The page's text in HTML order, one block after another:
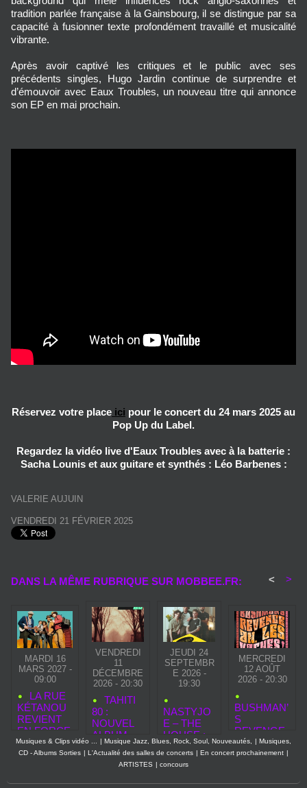
tradition parlée française à la Gainsbourg, il se distingue par sa
capacité à fusionner texte profondément travaillé et musicalité
vibrante.
Après avoir captivé les critiques et le public avec ses
précédents singles, Hugo Jardin continue de surprendre et
d’émouvoir avec Eaux Troubles, un nouveau titre qui annonce
son EP en mai prochain.
Réservez votre place ici pour le concert du 24 mars 2025 au
Pop Up du Label.
Regardez la vidéo live d'Eaux Troubles avec à la batterie :
Sacha Lounis et aux guitare et synthés : Léo Barbenes :
VALERIE AUJUIN
VENDREDI 21 FÉVRIER 2025
DANS LA MÊME RUBRIQUE SUR MOBBEE.FR: < >
MARDI 16
MARS 2027 -
09:00
LA RUE
KÉTANOU
REVIENT
EN FORCE
:
NOUVEAU
VENDREDI
11
DÉCEMBRE
2026 - 20:30
TAHITI
80 :
NOUVEL
ALBUM,
NOUVEAU
X
SINGLES.
JEUDI 24
SEPTEMBR
E 2026 -
19:30
NASTYJO
E – THE
HOUSE :
QUAND
LES
OUTSIDE
RS
MERCREDI
12 AOÛT
2026 - 20:30
BUSHMAN’
S
REVENGE
– AH, LES
VACHES!
Musiques & Clips vidéo ... Musique Jazz, Blues, Rock, Soul, Nouveautés,
Musiques,
CD - Albums Sorties
L'Actualité des salles de concerts En concert prochainement
ARTISTES
concours